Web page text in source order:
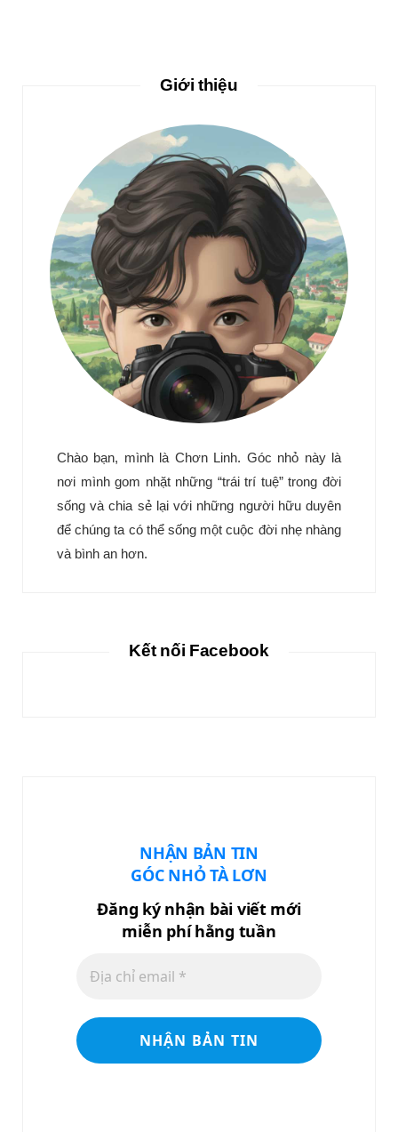
Giới thiệu
Chào bạn, mình là Chơn Linh. Góc nhỏ này là
nơi mình gom nhặt những “trái trí tuệ” trong đời
sống và chia sẻ lại với những người hữu duyên
để chúng ta có thể sống một cuộc đời nhẹ nhàng
và bình an hơn.
Kết nối Facebook
NHẬN BẢN TIN
GÓC NHỎ TÀ LƠN
Đăng ký nhận bài viết mới
miễn phí hằng tuần